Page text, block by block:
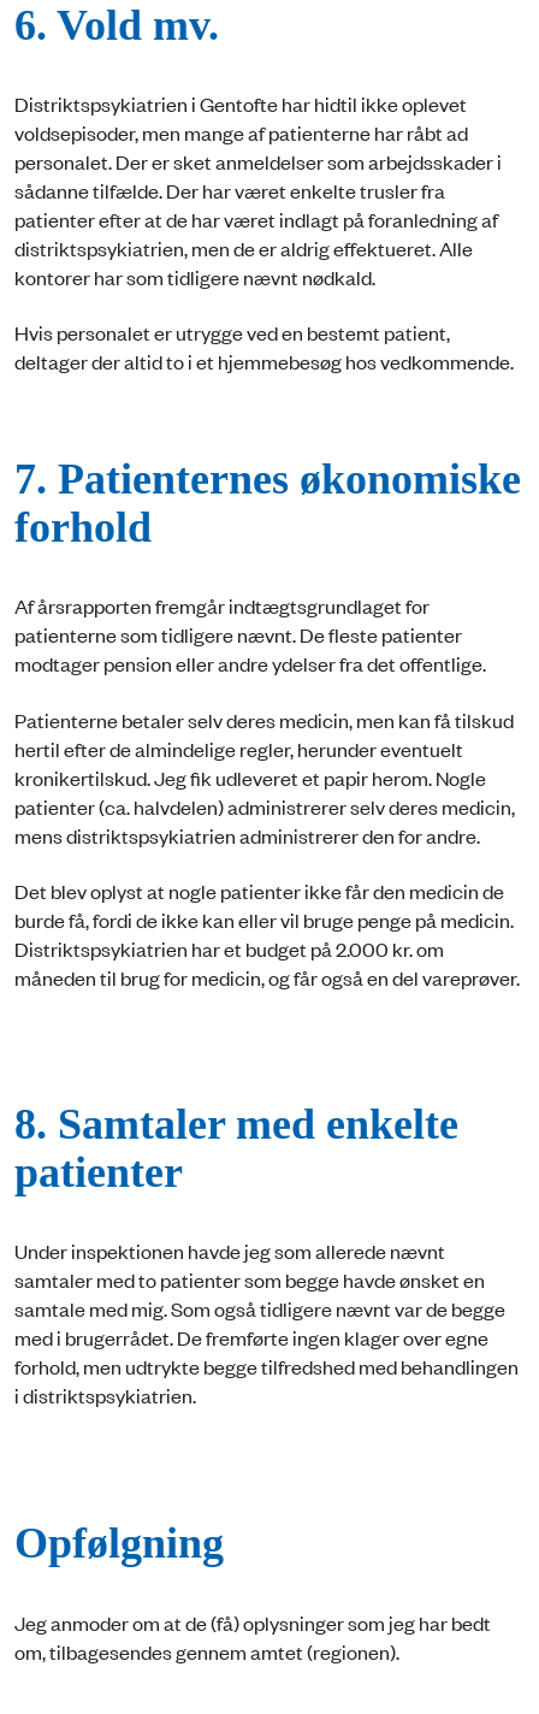
6. Vold mv.
Distriktspsykiatrien i Gentofte har hidtil ikke oplevet
voldsepisoder, men mange af patienterne har råbt ad
personalet. Der er sket anmeldelser som arbejdsskader i
sådanne tilfælde. Der har været enkelte trusler fra
patienter efter at de har været indlagt på foranledning af
distriktspsykiatrien, men de er aldrig effektueret. Alle
kontorer har som tidligere nævnt nødkald.
Hvis personalet er utrygge ved en bestemt patient,
deltager der altid to i et hjemmebesøg hos vedkommende.
7. Patienternes økonomiske
forhold
Af årsrapporten fremgår indtægtsgrundlaget for
patienterne som tidligere nævnt. De fleste patienter
modtager pension eller andre ydelser fra det offentlige.
Patienterne betaler selv deres medicin, men kan få tilskud
hertil efter de almindelige regler, herunder eventuelt
kronikertilskud. Jeg fik udleveret et papir herom. Nogle
patienter (ca. halvdelen) administrerer selv deres medicin,
mens distriktspsykiatrien administrerer den for andre.
Det blev oplyst at nogle patienter ikke får den medicin de
burde få, fordi de ikke kan eller vil bruge penge på medicin.
Distriktspsykiatrien har et budget på 2.000 kr. om
måneden til brug for medicin, og får også en del vareprøver.
8. Samtaler med enkelte
patienter
Under inspektionen havde jeg som allerede nævnt
samtaler med to patienter som begge havde ønsket en
samtale med mig. Som også tidligere nævnt var de begge
med i brugerrådet. De fremførte ingen klager over egne
forhold, men udtrykte begge tilfredshed med behandlingen
i distriktspsykiatrien.
Opfølgning
Jeg anmoder om at de (få) oplysninger som jeg har bedt
om, tilbagesendes gennem amtet (regionen).